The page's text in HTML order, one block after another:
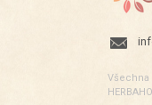
Všechna